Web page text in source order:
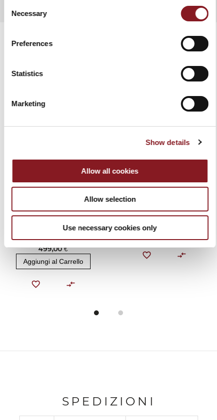
Selection
Necessary
Preferences
Statistics
Marketing
Show details
Allow all cookies
Allow selection
Use necessary cookies only
PRODOTTI CORRELATI
MACCHINA
ALIMENTI - BERKEL
VACUUM
499,00 €
Aggiungi al Carrello
CEPPO BAG NERO
Aggiungi al Carrello
SPEDIZIONI